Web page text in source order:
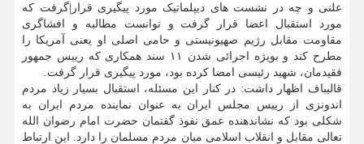
علنی و چه در نشست های دیپلماتیک مورد پیگیری قرار|گرفت که
مورد استقبال اعضا قرار گرفت و توانست مطالبه و افشاگری
مقاومت مقابل رژیم صهیونیستی و حامی اصلی او یعنی آمریکا را
مطرح کند و بویژه اجرائی شدن ۱۱ سند همکاری که رییس جمهور
فقیدمان، شهید رئیسی امضا کرده بود، مورد پیگیری قرار گرفت.
قالیباف اظهار داشت: در کنار این مسئله، استقبال بسیار زیاد مردم
اندونزی از رییس مجلس ایران به عنوان نماینده مردم ایران به
شکلی بود که نشاندهنده عمق نفوذ گفتمان حضرت امام رضوان الله
تعالی مقابل و انقلاب اسلامی میان مردم مسلمان را دارد. این ارتباط